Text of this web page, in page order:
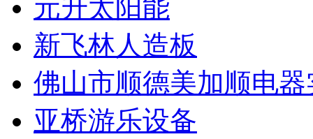
元升太阳能
新飞林人造板
佛山市顺德美加顺电器
亚桥游乐设备